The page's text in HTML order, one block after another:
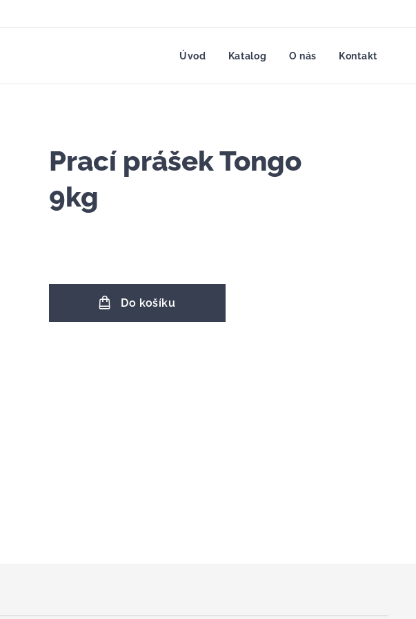
Úvod Katalog O nás Kontakt
Prací prášek Tongo
9kg
Do košíku